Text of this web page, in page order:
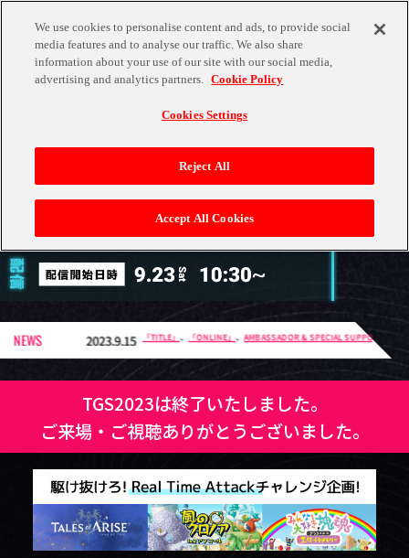
TOKYOGAME SHOW
NEWS 2023.9.15 「TITLE」 、「ONLINE」、AMBASSADOR & SPECIAL SUPPORTERを更新しま
TGS2023は終了いたしました。
ご来場・ご視聴ありがとうございました。
We use cookies to personalise content and ads, to provide social
media features and to analyse our traffic. We also share
information about your use of our site with our social media,
advertising and analytics partners. Cookie Policy
Cookies Settings
Reject All
Accept All Cookies